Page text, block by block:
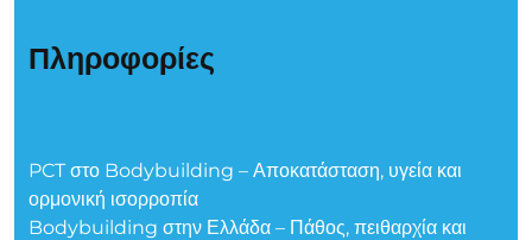
Πληροφορίες
PCT στο Bodybuilding – Αποκατάσταση, υγεία και
ορμονική ισορροπία
Bodybuilding στην Ελλάδα – Πάθος, πειθαρχία και